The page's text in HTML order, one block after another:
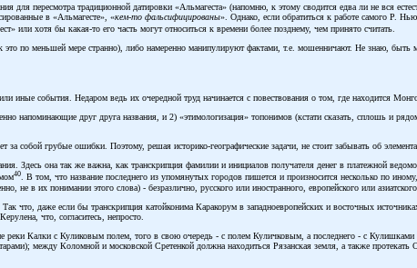
пересмотра традиционной датировки «Альмагеста» (напомню, к этому сводится едва ли не вся
в «Альмагесте», «кем-то фальсифицированы». Однако, если обратиться к работе самого Р.
или хотя бы какая-то его часть могут относиться к времени более позднему, чем принято считать.
по меньшей мере странно), либо намеренно манипулируют фактами, т.е. мошенничают. Не знаю, быть
иные события. Недаром ведь их очередной труд начинается с повествования о том, где находится
напоминающие друг друга названия, и 2) «этимологизация» топонимов (кстати сказать, сплошь и
собой грубые ошибки. Поэтому, решая историко-географические задачи, не стоит забывать об
Здесь она так же важна, как транскрипция фамилии и инициалов получателя денег в платежной
40. В том, что название последнего из упомянутых городов пишется и произносится несколько по
не в их понимании этого слова) - безразлично, русского или иностранного, европейского или
что, даже если бы транскрипция катойконима Каракорум в западноевропейских и восточных
что, согласитесь, непросто.
Калки с Куликовым полем, того в свою очередь - с полем Куличковым, а последнего - с Кулишками
между Коломной и московской Сретенкой должна находиться Рязанская земля, а также протекать